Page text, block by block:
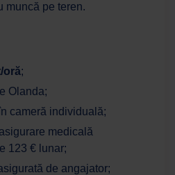
muncă pe teren.
oră;
Olanda;
cameră individuală;
medicală
123 € lunar;
de angajator;